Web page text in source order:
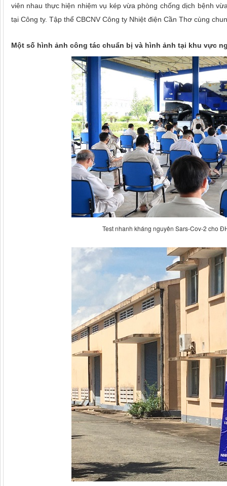
viên nhau thực hiện nhiệm vụ kép vừa phòng chống dịch bệnh
tại Công ty. Tập thể CBCNV Công ty Nhiệt điện Cần Thơ cùng
Một số hình ảnh công tác chuẩn bị và hình ảnh tại khu vực
Test nhanh kháng nguyên Sars-Cov-2 cho